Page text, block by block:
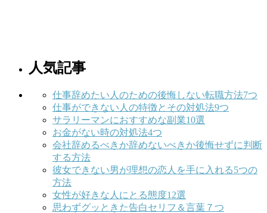
人気記事
仕事辞めたい人のための後悔しない転職方法7つ
仕事ができない人の特徴とその対処法9つ
サラリーマンにおすすめな副業10選
お金がない時の対処法4つ
会社辞めるべきか辞めないべきか後悔せずに判断
する方法
彼女できない男が理想の恋人を手に入れる5つの
方法
女性が好きな人にとる態度12選
思わずグッときた告白セリフ＆言葉７つ